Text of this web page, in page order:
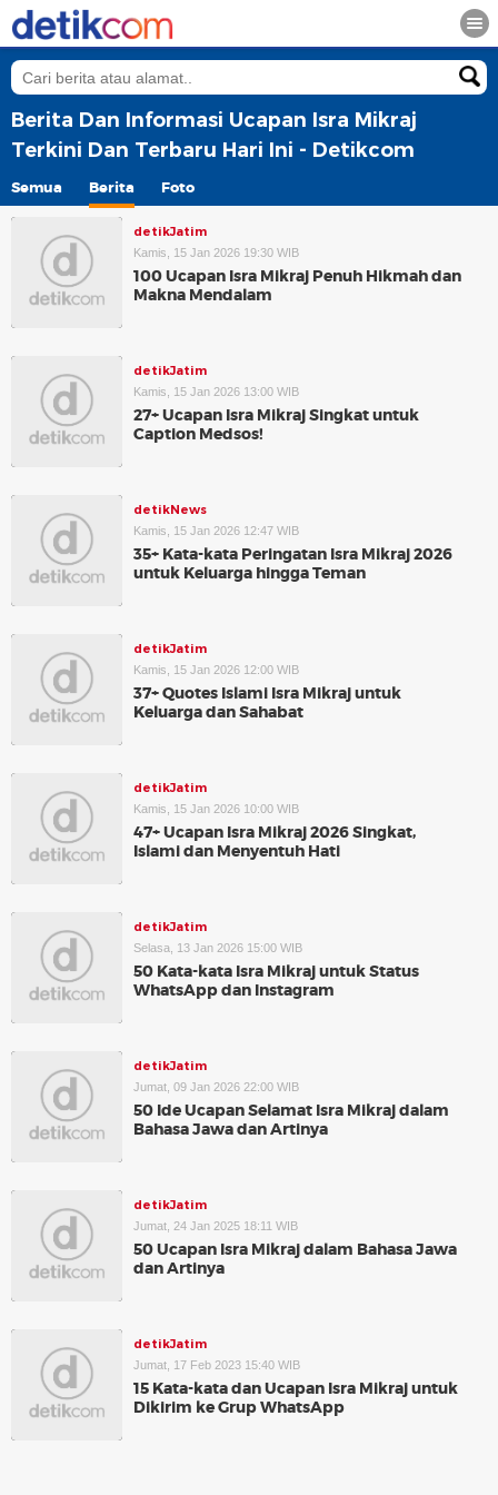
Berita Dan Informasi Ucapan Isra Mikraj
Terkini Dan Terbaru Hari Ini - Detikcom
Semua Berita Foto
detikJatim
Kamis, 15 Jan 2026 19:30 WIB
100 Ucapan Isra Mikraj Penuh Hikmah dan
Makna Mendalam
detikJatim
Kamis, 15 Jan 2026 13:00 WIB
27+ Ucapan Isra Mikraj Singkat untuk
Caption Medsos!
detikNews
Kamis, 15 Jan 2026 12:47 WIB
35+ Kata-kata Peringatan Isra Mikraj 2026
untuk Keluarga hingga Teman
detikJatim
Kamis, 15 Jan 2026 12:00 WIB
37+ Quotes Islami Isra Mikraj untuk
Keluarga dan Sahabat
detikJatim
Kamis, 15 Jan 2026 10:00 WIB
47+ Ucapan Isra Mikraj 2026 Singkat,
Islami dan Menyentuh Hati
detikJatim
Selasa, 13 Jan 2026 15:00 WIB
50 Kata-kata Isra Mikraj untuk Status
WhatsApp dan Instagram
detikJatim
Jumat, 09 Jan 2026 22:00 WIB
50 Ide Ucapan Selamat Isra Mikraj dalam
Bahasa Jawa dan Artinya
detikJatim
Jumat, 24 Jan 2025 18:11 WIB
50 Ucapan Isra Mikraj dalam Bahasa Jawa
dan Artinya
detikJatim
Jumat, 17 Feb 2023 15:40 WIB
15 Kata-kata dan Ucapan Isra Mikraj untuk
Dikirim ke Grup WhatsApp